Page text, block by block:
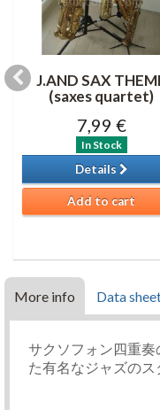
J.AND SAX
(saxes quartet)
7,99 €
In Stock
Details
Add to cart
More info Data
サクソフォン四重奏
た有名なジャズのス